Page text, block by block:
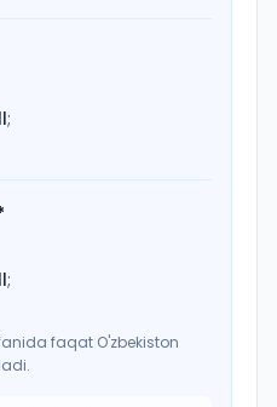
;
;
faqat O'zbekiston